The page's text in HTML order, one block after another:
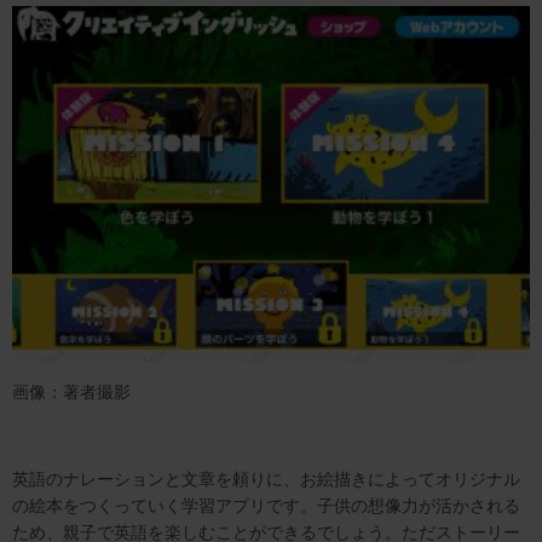
画像：著者撮影
英語のナレーションと文章を頼りに、お絵描きによってオリジナル
の絵本をつくっていく学習アプリです。子供の想像力が活かされる
ため、親子で英語を楽しむことができるでしょう。ただストーリー